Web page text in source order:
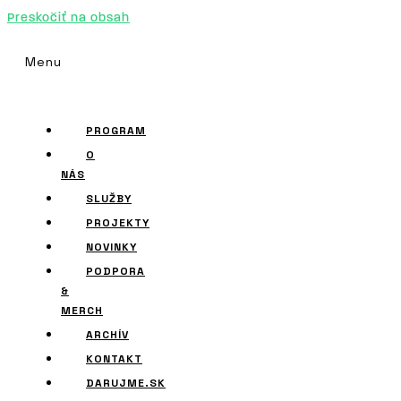
Preskočiť na obsah
Menu
PROGRAM
O
NÁS
SLUŽBY
PROJEKTY
NOVINKY
PODPORA
&
MERCH
ARCHÍV
KONTAKT
DARUJME.SK